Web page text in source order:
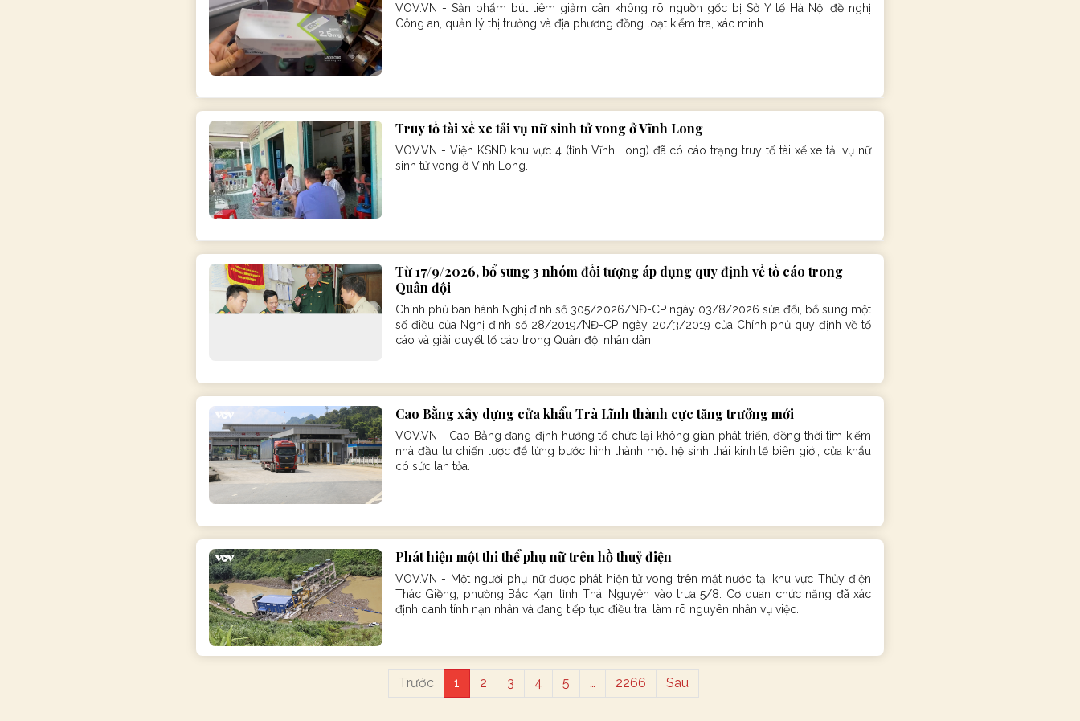
VOV.VN - Sản phẩm bút tiêm giảm cân không rõ nguồn gốc bị Sở Y tế Hà Nội đề nghị
Công an, quản lý thị trường và địa phương đồng loạt kiểm tra, xác minh.
Truy tố tài xế xe tải vụ nữ sinh tử vong ở Vĩnh Long
VOV.VN - Viện KSND khu vực 4 (tỉnh Vĩnh Long) đã có cáo trạng truy tố tài xế xe tải vụ nữ
sinh tử vong ở Vĩnh Long.
Từ 17/9/2026, bổ sung 3 nhóm đối tượng áp dụng quy định về tố cáo trong
Quân đội
Chính phủ ban hành Nghị định số 305/2026/NĐ-CP ngày 03/8/2026 sửa đổi, bổ sung một
số điều của Nghị định số 28/2019/NĐ-CP ngày 20/3/2019 của Chính phủ quy định về tố
cáo và giải quyết tố cáo trong Quân đội nhân dân.
Cao Bằng xây dựng cửa khẩu Trà Lĩnh thành cực tăng trưởng mới
VOV.VN - Cao Bằng đang định hướng tổ chức lại không gian phát triển, đồng thời tìm kiếm
nhà đầu tư chiến lược để từng bước hình thành một hệ sinh thái kinh tế biên giới, cửa khẩu
có sức lan tỏa.
Phát hiện một thi thể phụ nữ trên hồ thuỷ điện
VOV.VN - Một người phụ nữ được phát hiện tử vong trên mặt nước tại khu vực Thủy điện
Thác Giềng, phường Bắc Kạn, tỉnh Thái Nguyên vào trưa 5/8. Cơ quan chức năng đã xác
định danh tính nạn nhân và đang tiếp tục điều tra, làm rõ nguyên nhân vụ việc.
Trước 1 2 3 4 5 … 2266 Sau